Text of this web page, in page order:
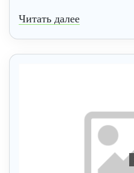
Читать далее